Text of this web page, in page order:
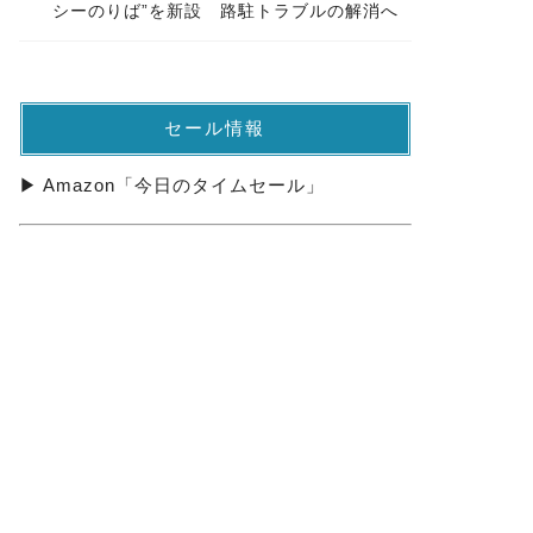
シーのりば”を新設 路駐トラブルの解消へ
セール情報
▶ Amazon「今日のタイムセール」